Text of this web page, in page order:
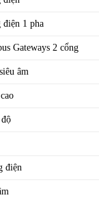
điện 1 pha
Gateways 2 cổng
âm
điện